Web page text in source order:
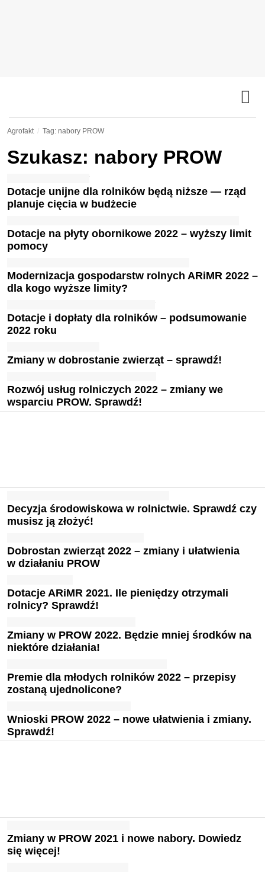
Agrofakt Tag: nabory PROW
Szukasz: nabory PROW
Dotacje unijne dla rolników będą niższe — rząd
planuje cięcia w budżecie
Dotacje na płyty obornikowe 2022 – wyższy limit
pomocy
Modernizacja gospodarstw rolnych ARiMR 2022 –
dla kogo wyższe limity?
Dotacje i dopłaty dla rolników – podsumowanie
2022 roku
Zmiany w dobrostanie zwierząt – sprawdź!
Rozwój usług rolniczych 2022 – zmiany we
wsparciu PROW. Sprawdź!
Decyzja środowiskowa w rolnictwie. Sprawdź czy
musisz ją złożyć!
Dobrostan zwierząt 2022 – zmiany i ułatwienia
w działaniu PROW
Dotacje ARiMR 2021. Ile pieniędzy otrzymali
rolnicy? Sprawdź!
Zmiany w PROW 2022. Będzie mniej środków na
niektóre działania!
Premie dla młodych rolników 2022 – przepisy
zostaną ujednolicone?
Wnioski PROW 2022 – nowe ułatwienia i zmiany.
Sprawdź!
Zmiany w PROW 2021 i nowe nabory. Dowiedz
się więcej!